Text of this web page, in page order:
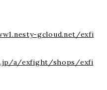
gcloud.net/exfi
a/exfight/shops/exfi